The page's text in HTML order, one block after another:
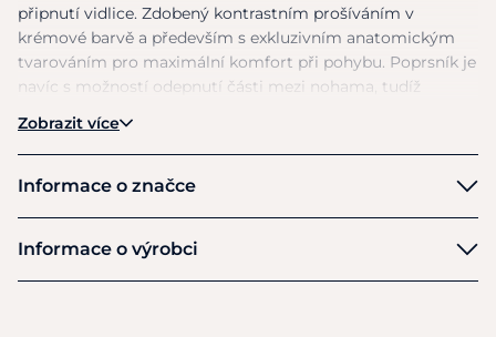
připnutí vidlice. Zdobený kontrastním prošíváním v
krémové barvě a především s exkluzivním anatomickým
tvarováním pro maximální komfort při pohybu. Poprsník je
navíc s možností odepnutí části mezi nohama, tudíž
Měkké polstrování, mosazné kování
každé části. Barva: černá, hnědá. Velikost: pony, cob, full.
Zobrazit více
Informace o značce
Dy'on
Informace o výrobci